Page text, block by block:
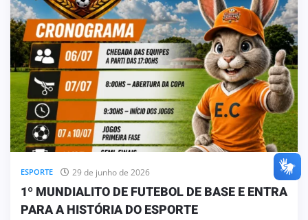
ESPORTE 29 de junho de 2026
1º MUNDIALITO DE FUTEBOL DE BASE E ENTRA
PARA A HISTÓRIA DO ESPORTE